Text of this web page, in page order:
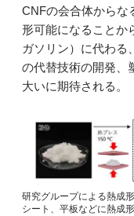
CNFの会合体からな
形可能になることか
ガソリン）に代わる
の代替技術の開発、
大いに期待される。
研究グループによる熱成
シート、平板などに熱成